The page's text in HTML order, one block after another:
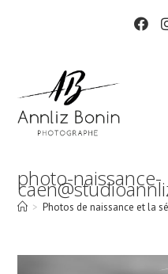
photo-naissance-
> Photos de naissance et la